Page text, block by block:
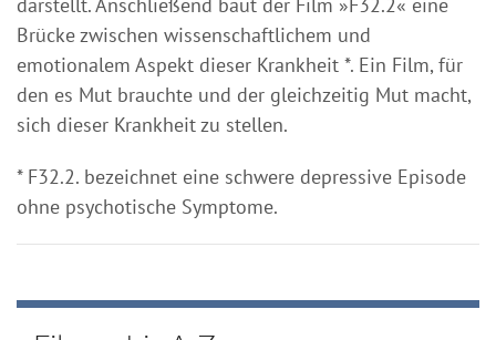
Brücke zwischen wissenschaftlichem und
emotionalem Aspekt dieser Krankheit *. Ein Film, für
den es Mut brauchte und der gleichzeitig Mut macht,
sich dieser Krankheit zu stellen.
* F32.2. bezeichnet eine schwere depressive Episode
ohne psychotische Symptome.